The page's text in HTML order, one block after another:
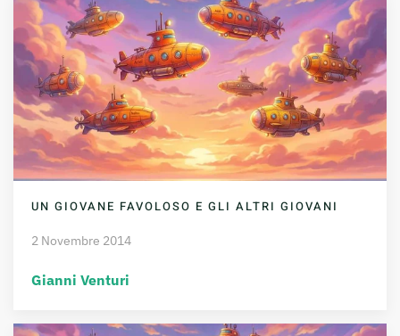
UN GIOVANE FAVOLOSO E GLI ALTRI GIOVANI
2 Novembre 2014
Gianni Venturi